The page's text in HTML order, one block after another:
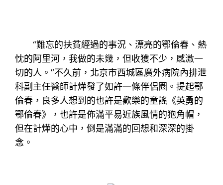
“難忘的扶貧經過的事況、漂亮的鄂倫春、熱
忱的阿里河，我做的未幾，但收獲不少，感激一
切的人。”不久前，北京市西城區廣外病院內排泄
科副主任醫師計燁發了如許一條伴侶圈。提起鄂
倫春，良多人想到的也許是歡樂的童謠《英勇的
鄂倫春》，也許是佈滿平易近族風情的狍角帽，
但在計燁的心中，倒是滿滿的回想和深深的掛
念。